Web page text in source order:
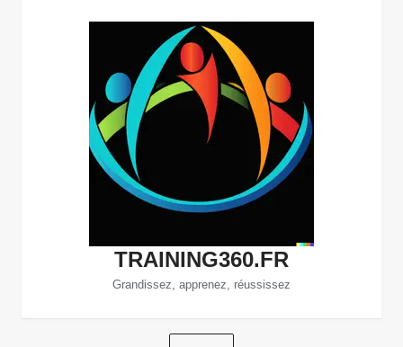
TRAINING360.FR
Grandissez, apprenez, réussissez